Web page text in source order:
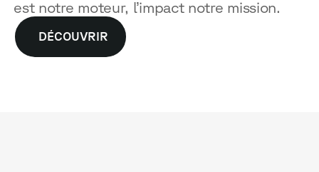
est notre moteur, l’impact notre mission.
DÉCOUVRIR